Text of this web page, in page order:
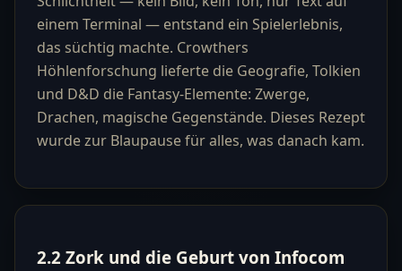
einem Terminal — entstand ein Spielerlebnis,
das süchtig machte. Crowthers
Höhlenforschung lieferte die Geografie, Tolkien
und D&D die Fantasy-Elemente: Zwerge,
Drachen, magische Gegenstände. Dieses Rezept
wurde zur Blaupause für alles, was danach kam.
2.2 Zork und die Geburt von Infocom